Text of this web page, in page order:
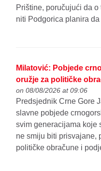
Prištine, poručujući da
niti Podgorica planira
Milatović: Pobjede
oružje za političke
on 08/08/2026 at 09:06
Predsjednik Crne Gore
slavne pobjede
svim generacijama koje
ne smiju biti prisvajane,
političke obračune i